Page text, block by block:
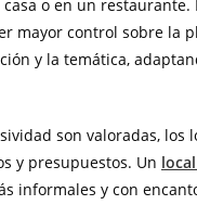
o en un
mayor control sobre la
y la temática,
son valoradas,
y presupuestos. Un
informales y con